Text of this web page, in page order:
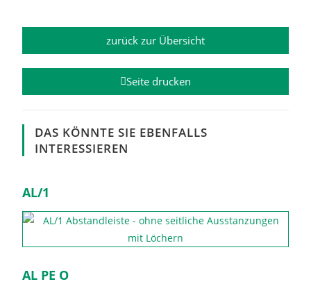
zurück zur Übersicht
Seite drucken
DAS KÖNNTE SIE EBENFALLS
INTERESSIEREN
AL/1
AL PE O